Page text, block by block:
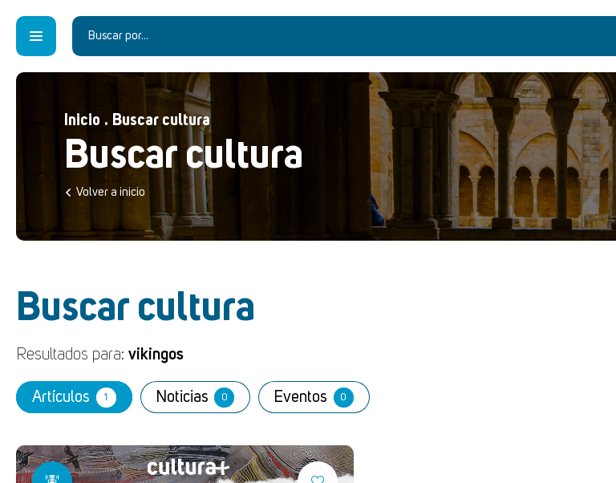
Inicio . Buscar cultura
Buscar cultura
Volver a inicio
Buscar cultura
Resultados para: vikingos
Artículos 1 Noticias 0 Eventos 0